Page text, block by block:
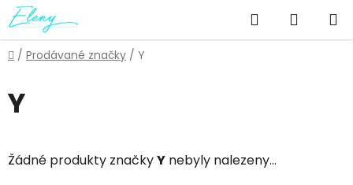
Přejít
na
obsah
Hledat
KOŠÍK
Domů
/ Prodávané značky / Y
Y
Žádné produkty značkyY nebyly nalezeny...